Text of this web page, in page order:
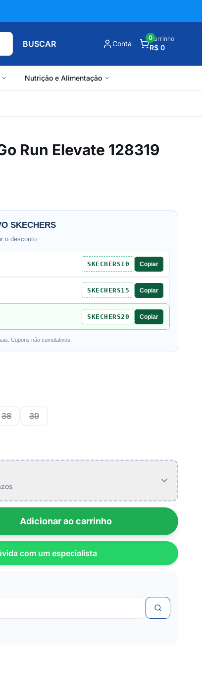
BUSCAR Conta
Carrinho
R$ 0
0
Nutrição e Alimentação
Run Elevate 128319
SKECHERS
o desconto.
SKECHERS10 Copiar
SKECHERS15 Copiar
SKECHERS20 Copiar
Cupons não cumulativos.
38 39
Adicionar ao carrinho
com um especialista